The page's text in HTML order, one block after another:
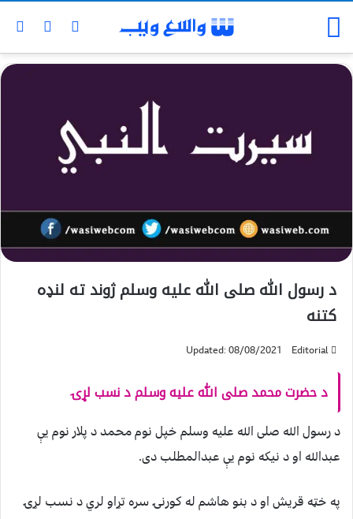
د رسول الله صلی الله عليه وسلم ژوند ته لنډه
کتنه
Editorial
Updated: 08/08/2021
د حضرت محمد صلی الله عليه وسلم د نسب لړۍ
د رسول الله صلی الله عليه وسلم خپل نوم محمد د پلار نوم يې
عبدالله او د نيکه نوم يې عبدالمطلب دی.
په خټه قريش او د بنو هاشم له کورنۍ سره تړاو لري د نسب لړۍ